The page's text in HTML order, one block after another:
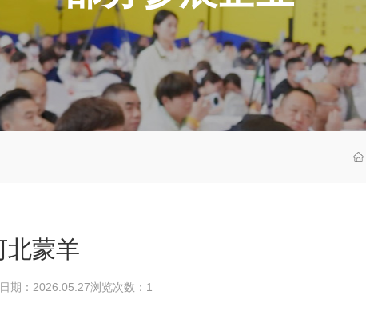
北蒙羊
期：2026.05.27浏览次数： 1